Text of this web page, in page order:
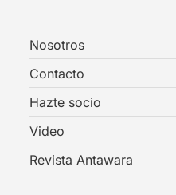
Nosotros
Contacto
Hazte socio
Video
Revista Antawara